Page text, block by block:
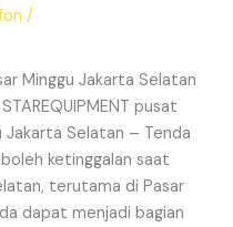
/
Minggu Jakarta Selatan
pusat
Jakarta Selatan – Tenda
ketinggalan saat
terutama di Pasar
dapat menjadi bagian